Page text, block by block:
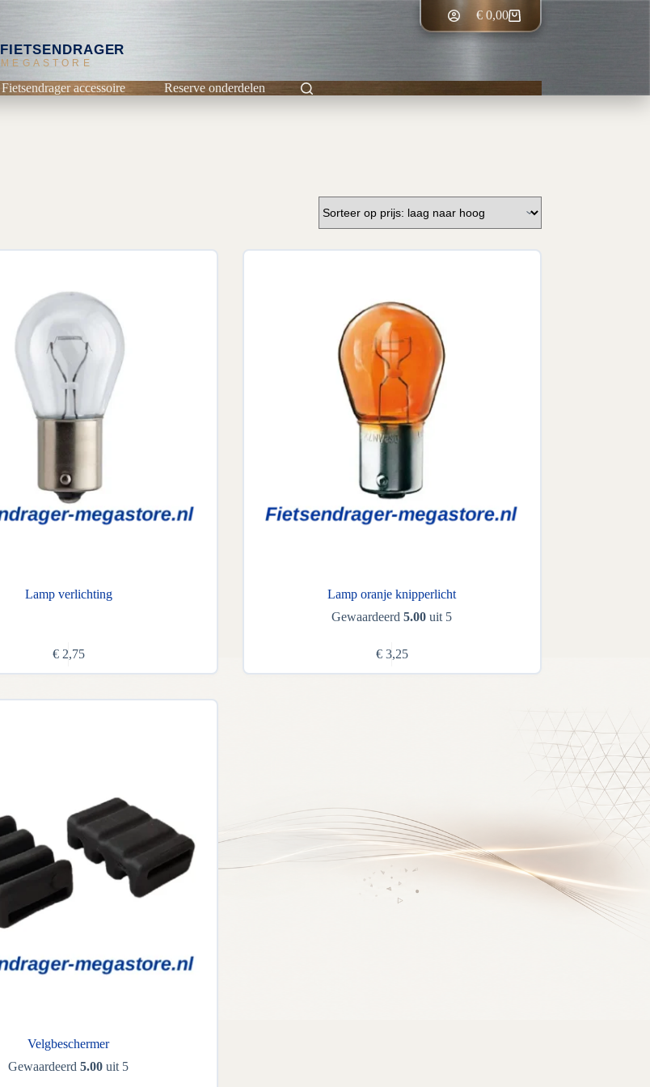
Winkelwagen
€ 0,00
FIETSENDRAGER
MEGASTORE
Fietsendrager accessoire Reserve onderdelen
Lamp verlichting
€2,75
Lamp oranje knipperlicht
Gewaardeerd5.00 uit 5
€3,25
Velgbeschermer
Gewaardeerd5.00 uit 5